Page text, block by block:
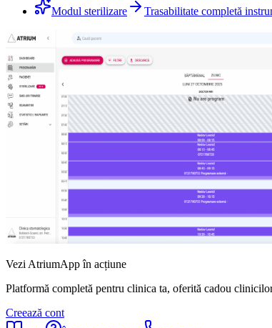
Modul sterilizare
Trasabilitate completă
Vezi AtriumApp în acțiune
Platformă completă pentru clinica ta, oferită cadou
Creează cont